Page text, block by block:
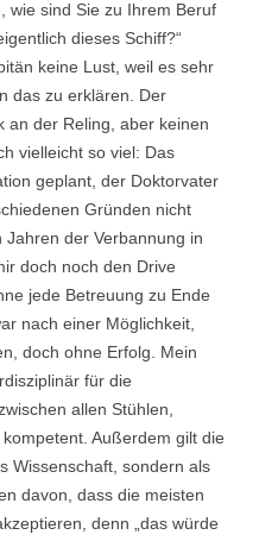
wie sind Sie zu Ihrem Beruf
dieses Schiff?“
keine Lust, weil es sehr
das zu erklären. Der
an der Reling, aber keinen
vielleicht so viel: Das
geplant, der Doktorvater
Gründen nicht
der Verbannung in
doch noch den Drive
jede Betreuung zu Ende
nach einer Möglichkeit,
doch ohne Erfolg. Mein
für die
allen Stühlen,
Außerdem gilt die
Wissenschaft, sondern als
davon, dass die meisten
denn „das würde